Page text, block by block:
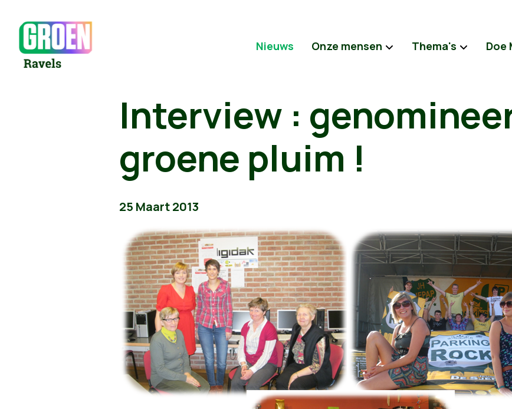
Nieuws Onze mensen Thema's Doe
Interview :
groene pluim !
25 Maart 2013